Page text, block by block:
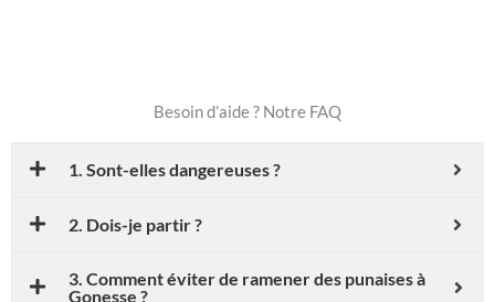
Besoin d’aide ? Notre FAQ
1. Sont-elles dangereuses ?
2. Dois-je partir ?
3. Comment éviter de ramener des punaises à
Gonesse ?